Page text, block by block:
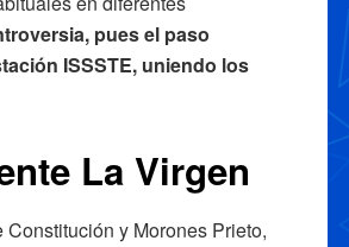
pues el paso
ISSSTE, uniendo los
La Virgen
y Morones Prieto,